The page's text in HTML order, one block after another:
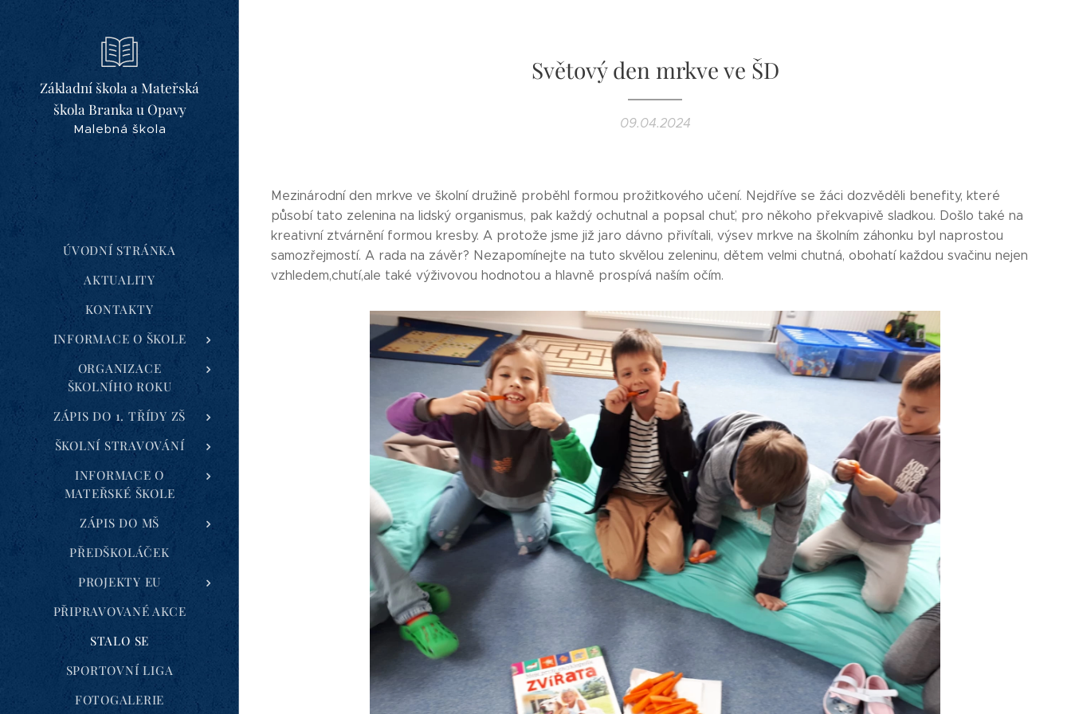
Základní škola a Mateřská
škola Branka u Opavy
Malebná škola
ÚVODNÍ STRÁNKA
AKTUALITY
KONTAKTY
INFORMACE O ŠKOLE
ORGANIZACE
ŠKOLNÍHO ROKU
ZÁPIS DO 1. TŘÍDY ZŠ
ŠKOLNÍ STRAVOVÁNÍ
INFORMACE O
MATEŘSKÉ ŠKOLE
ZÁPIS DO MŠ
PŘEDŠKOLÁČEK
PROJEKTY EU
PŘIPRAVOVANÉ AKCE
STALO SE
SPORTOVNÍ LIGA
FOTOGALERIE
Světový den mrkve ve ŠD
09.04.2024
Mezinárodní den mrkve ve školní družině proběhl formou prožitkového učení. Nejdříve se žáci dozvěděli benefity, které
působí tato zelenina na lidský organismus, pak každý ochutnal a popsal chuť, pro někoho překvapivě sladkou. Došlo také na
kreativní ztvárnění formou kresby. A protože jsme již jaro dávno přivítali, výsev mrkve na školním záhonku byl naprostou
samozřejmostí. A rada na závěr? Nezapomínejte na tuto skvělou zeleninu, dětem velmi chutná, obohatí každou svačinu nejen
vzhledem,chutí,ale také výživovou hodnotou a hlavně prospívá naším očím.